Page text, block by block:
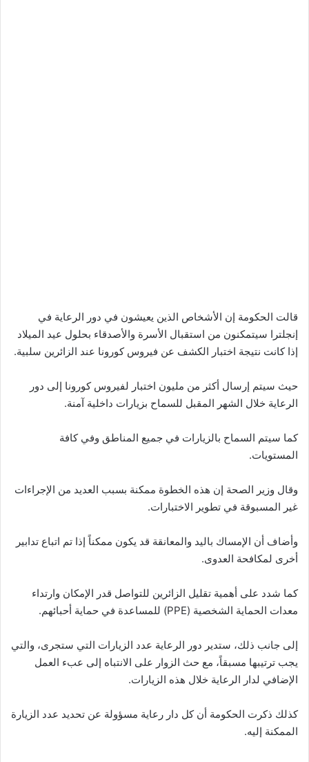
قالت الحكومة إن الأشخاص الذين يعيشون في دور الرعاية في
إنجلترا سيتمكنون من استقبال الأسرة والأصدقاء بحلول عيد الميلاد
إذا كانت نتيجة اختبار الكشف عن فيروس كورونا عند الزائرين سلبية.
حيث سيتم إرسال أكثر من مليون اختبار لفيروس كورونا إلى دور
الرعاية خلال الشهر المقبل للسماح بزيارات داخلية آمنة.
كما سيتم السماح بالزيارات في جميع المناطق وفي كافة
المستويات.
وقال وزير الصحة إن هذه الخطوة ممكنة بسبب العديد من الإجراءات
غير المسبوقة في تطوير الاختبارات.
وأضاف أن الإمساك باليد والمعانقة قد يكون ممكناً إذا تم اتباع تدابير
أخرى لمكافحة العدوى.
كما شدد على أهمية تقليل الزائرين للتواصل قدر الإمكان وارتداء
معدات الحماية الشخصية (PPE) للمساعدة في حماية أحبائهم.
إلى جانب ذلك، ستدير دور الرعاية عدد الزيارات التي ستجرى، والتي
يجب ترتيبها مسبقاً، مع حث الزوار على الانتباه إلى عبء العمل
الإضافي لدار الرعاية خلال هذه الزيارات.
كذلك ذكرت الحكومة أن كل دار رعاية مسؤولة عن تحديد عدد الزيارة
الممكنة إليه.